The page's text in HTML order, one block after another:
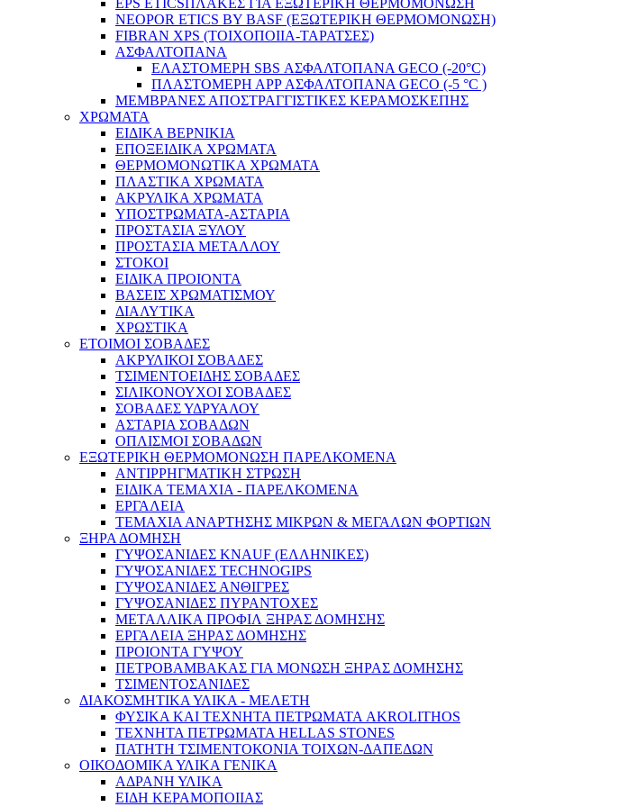
NEOPOR ETICS BY BASF (ΕΞΩΤΕΡΙΚΗ ΘΕΡΜΟΜΟΝΩΣΗ)
FIBRAN XPS (ΤΟΙΧΟΠΟΙΙΑ-ΤΑΡΑΤΣΕΣ)
ΑΣΦΑΛΤΟΠΑΝΑ
ΕΛΑΣΤΟΜΕΡΗ SBS ΑΣΦΑΛΤΟΠΑΝΑ GECO (-20°C)
ΠΛΑΣΤΟΜΕΡΗ ΑPP ΑΣΦΑΛΤΟΠΑΝΑ GECO (-5 °C )
ΜΕΜΒΡΑΝΕΣ ΑΠΟΣΤΡΑΓΓΙΣΤΙΚΕΣ ΚΕΡΑΜΟΣΚΕΠΗΣ
ΧΡΩΜΑΤΑ
EIΔΙΚA ΒΕΡΝΙΚΙΑ
ΕΠΟΞΕΙΔΙΚΑ ΧΡΩΜΑΤΑ
ΘΕΡΜΟΜΟΝΩΤΙΚΑ ΧΡΩΜΑΤΑ
ΠΛΑΣΤΙΚΑ ΧΡΩΜΑΤΑ
ΑΚΡΥΛΙΚΑ ΧΡΩΜΑΤΑ
ΥΠΟΣΤΡΩΜΑΤΑ-ΑΣΤΑΡΙΑ
ΠΡΟΣΤΑΣΙΑ ΞΥΛΟΥ
ΠΡΟΣΤΑΣΙΑ ΜΕΤΑΛΛΟΥ
ΣΤΟΚΟΙ
ΕΙΔΙΚΑ ΠΡΟΙΟΝΤΑ
ΒΑΣΕΙΣ ΧΡΩΜΑΤΙΣΜΟΥ
ΔΙΑΛΥΤΙΚΑ
ΧΡΩΣΤΙΚΑ
ΕΤΟΙΜΟΙ ΣΟΒΑΔΕΣ
ΑΚΡΥΛΙΚΟΙ ΣΟΒΑΔΕΣ
ΤΣΙΜΕΝΤΟΕΙΔΗΣ ΣΟΒΑΔΕΣ
ΣΙΛΙΚΟΝΟΥΧΟΙ ΣΟΒΑΔΕΣ
ΣΟΒΑΔΕΣ ΥΔΡΥΑΛΟΥ
ΑΣΤΑΡΙΑ ΣΟΒΑΔΩΝ
ΟΠΛΙΣΜΟΙ ΣΟΒΑΔΩΝ
ΕΞΩΤΕΡΙΚΗ ΘΕΡΜΟΜΟΝΩΣΗ ΠΑΡΕΛΚΟΜΕΝΑ
ΑΝΤΙΡΡΗΓΜΑΤΙΚΗ ΣΤΡΩΣΗ
ΕΙΔΙΚΑ ΤΕΜΑΧΙΑ - ΠΑΡΕΛΚΟΜΕΝΑ
ΕΡΓΑΛΕΙΑ
ΤΕΜΑΧΙΑ ΑΝΑΡΤΗΣΗΣ ΜΙΚΡΩΝ & ΜΕΓΑΛΩΝ ΦΟΡΤΙΩΝ
ΞΗΡΑ ΔΟΜΗΣΗ
ΓΥΨΟΣΑΝΙΔΕΣ KNAUF (ΕΛΛΗΝΙΚΕΣ)
ΓΥΨΟΣΑΝΙΔΕΣ TECHNOGIPS
ΓΥΨΟΣΑΝΙΔΕΣ ΑΝΘΙΓΡΕΣ
ΓΥΨΟΣΑΝΙΔΕΣ ΠΥΡΑΝΤΟΧΕΣ
ΜΕΤΑΛΛΙΚΑ ΠΡΟΦΙΛ ΞΗΡΑΣ ΔΟΜΗΣΗΣ
ΕΡΓΑΛΕΙΑ ΞΗΡΑΣ ΔΟΜΗΣΗΣ
ΠΡΟΙΟΝΤΑ ΓΥΨΟΥ
ΠΕΤΡΟΒΑΜΒΑΚΑΣ ΓΙΑ ΜΟΝΩΣΗ ΞΗΡΑΣ ΔΟΜΗΣΗΣ
ΤΣΙΜΕΝΤΟΣΑΝΙΔΕΣ
ΔΙΑΚΟΣΜΗΤΙΚΑ ΥΛΙΚΑ - ΜΕΛΕΤΗ
ΦΥΣΙΚΑ ΚΑΙ ΤΕΧΝΗΤΑ ΠΕΤΡΩΜΑΤΑ AKROLITHOS
ΤΕΧΝΗΤΑ ΠΕΤΡΩΜΑΤΑ HELLAS STONES
ΠΑΤΗΤΗ ΤΣΙΜΕΝΤΟΚΟΝΙΑ ΤΟΙΧΩΝ-ΔΑΠΕΔΩΝ
ΟΙΚΟΔΟΜΙΚΑ ΥΛΙΚΑ ΓΕΝΙΚΑ
ΑΔΡΑΝΗ ΥΛΙΚΑ
ΕΙΔΗ ΚΕΡΑΜΟΠΟΙΙΑΣ